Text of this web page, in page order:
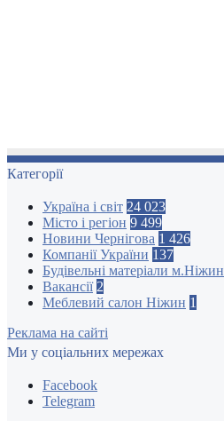
Категорії
Україна і світ 24 023
Місто і регіон 9 499
Новини Чернігова 1 426
Компанії України 137
Будівельні матеріали м.Ніжин
Вакансії 2
Меблевий салон Ніжин 1
Реклама на сайті
Ми у соціальних мережах
Facebook
Telegram